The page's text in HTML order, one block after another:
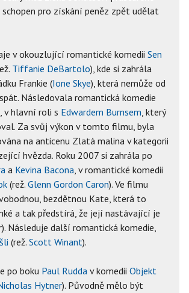
pro získání peněz zpět udělat
v okouzlující romantické komedii Sen
Tiffanie DeBartolo), kde si zahrála
Frankie (Ione Skye), která nemůže od
Následovala romantická komedie
, v hlavní roli s Edwardem Burnsem, který
Za svůj výkon v tomto filmu, byla
na anticenu Zlatá malina v kategorii
hvězda. Roku 2007 si zahrála po
a Kevina Bacona, v romantické komedii
(rež. Glenn Gordon Caron). Ve filmu
bezdětnou Kate, která to
a tak předstírá, že její nastávající je
Následuje další romantická komedie,
(rež. Scott Winant).
po boku Paul Rudda v komedii Objekt
Hytner). Původně mělo být